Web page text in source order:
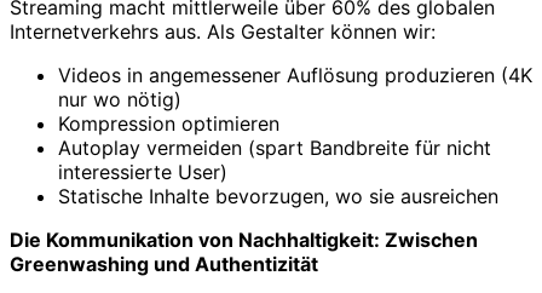
Streaming macht mittlerweile über 60% des globalen
Internetverkehrs aus. Als Gestalter können wir:
Videos in angemessener Auflösung produzieren (4K
nur wo nötig)
Kompression optimieren
Autoplay vermeiden (spart Bandbreite für nicht
interessierte User)
Statische Inhalte bevorzugen, wo sie ausreichen
Die Kommunikation von Nachhaltigkeit: Zwischen
Greenwashing und Authentizität